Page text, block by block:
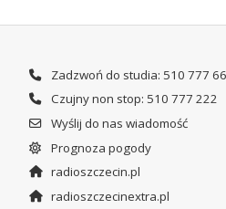
Zadzwoń do studia: 510 777
Czujny non stop: 510 777 222
Wyślij do nas wiadomość
Prognoza pogody
radioszczecin.pl
radioszczecinextra.pl